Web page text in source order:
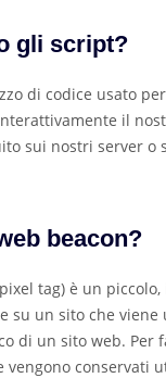
gli script?
di codice usato
il
sui nostri server o
beacon?
tag) è un
su un sito che viene
di un sito web. Per
conservati